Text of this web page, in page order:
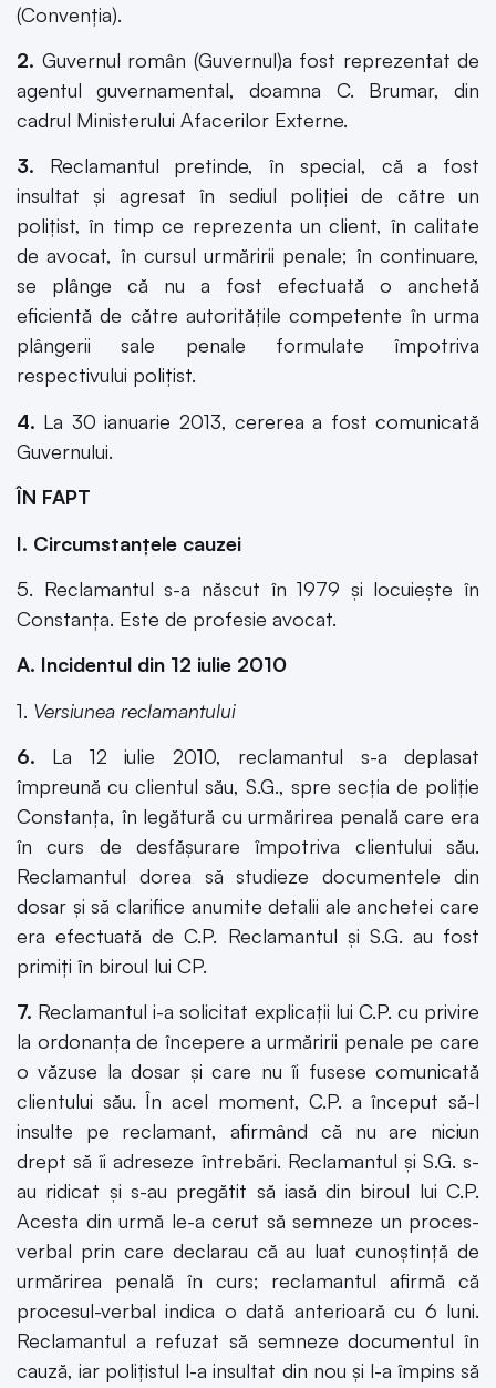
(Convenţia).
2. Guvernul român (Guvernul)a fost reprezentat de
agentul guvernamental, doamna C. Brumar, din
cadrul Ministerului Afacerilor Externe.
3. Reclamantul pretinde, în special, că a fost
insultat şi agresat în sediul poliţiei de către un
poliţist, în timp ce reprezenta un client, în calitate
de avocat, în cursul urmăririi penale; în continuare,
se plânge că nu a fost efectuată o anchetă
eficientă de către autorităţile competente în urma
plângerii sale penale formulate împotriva
respectivului poliţist.
4. La 30 ianuarie 2013, cererea a fost comunicată
Guvernului.
ÎN FAPT
I. Circumstanţele cauzei
5. Reclamantul s-a născut în 1979 şi locuieşte în
Constanţa. Este de profesie avocat.
A. Incidentul din 12 iulie 2010
1. Versiunea reclamantului
6. La 12 iulie 2010, reclamantul s-a deplasat
împreună cu clientul său, S.G., spre secţia de poliţie
Constanţa, în legătură cu urmărirea penală care era
în curs de desfăşurare împotriva clientului său.
Reclamantul dorea să studieze documentele din
dosar şi să clarifice anumite detalii ale anchetei care
era efectuată de C.P. Reclamantul şi S.G. au fost
primiţi în biroul lui CP.
7. Reclamantul i-a solicitat explicaţii lui C.P. cu privire
la ordonanţa de începere a urmăririi penale pe care
o văzuse la dosar şi care nu îi fusese comunicată
clientului său. În acel moment, C.P. a început să-l
insulte pe reclamant, afirmând că nu are niciun
drept să îi adreseze întrebări. Reclamantul şi S.G. s-
au ridicat şi s-au pregătit să iasă din biroul lui C.P.
Acesta din urmă le-a cerut să semneze un proces-
verbal prin care declarau că au luat cunoştinţă de
urmărirea penală în curs; reclamantul afirmă că
procesul-verbal indica o dată anterioară cu 6 luni.
Reclamantul a refuzat să semneze documentul în
cauză, iar poliţistul l-a insultat din nou şi l-a împins să